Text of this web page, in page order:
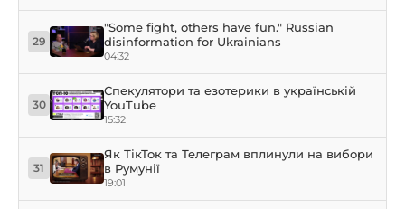
29
"Some fight, others have fun." Russian
disinformation for Ukrainians
04:32
30
Спекулятори та езотерики в українській
YouTube
15:32
31
Як ТікТок та Телеграм вплинули на вибори
в Румунії
19:01